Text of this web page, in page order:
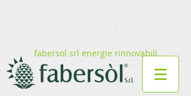
fabersol srl energie rinnovabili